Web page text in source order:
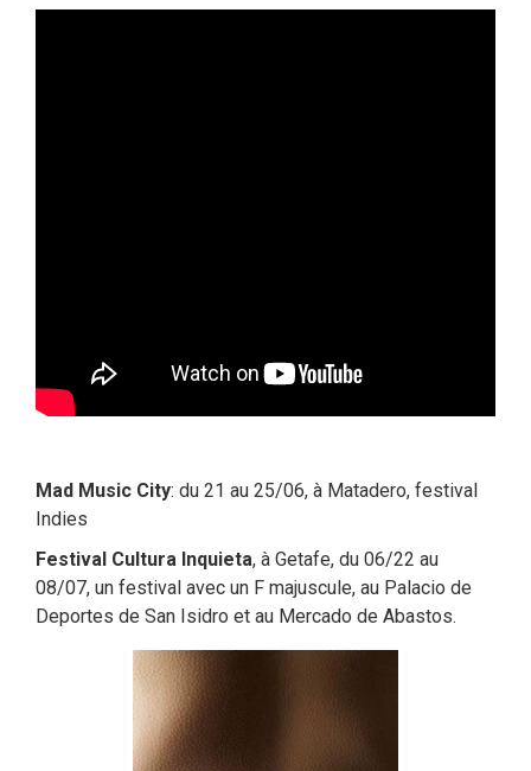
Mad Music City: du 21 au 25/06, à Matadero, festival
Indies
Festival Cultura Inquieta, à Getafe, du 06/22 au
08/07, un festival avec un F majuscule, au Palacio de
Deportes de San Isidro et au Mercado de Abastos.